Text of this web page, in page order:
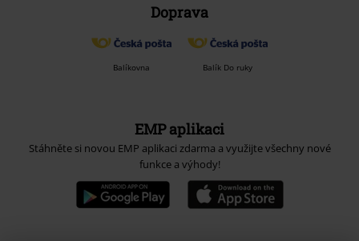
Bankovní převod